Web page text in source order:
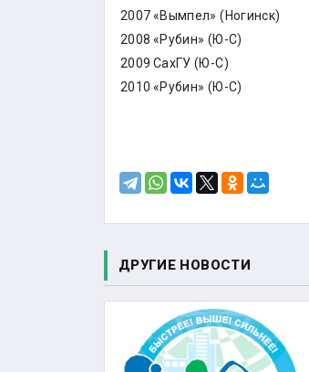
2007«Вымпел» (Ногинск)
2008 «Рубин» (Ю-С)
2009 СахГУ (Ю-С)
2010 «Рубин» (Ю-С)
ДРУГИЕ НОВОСТИ